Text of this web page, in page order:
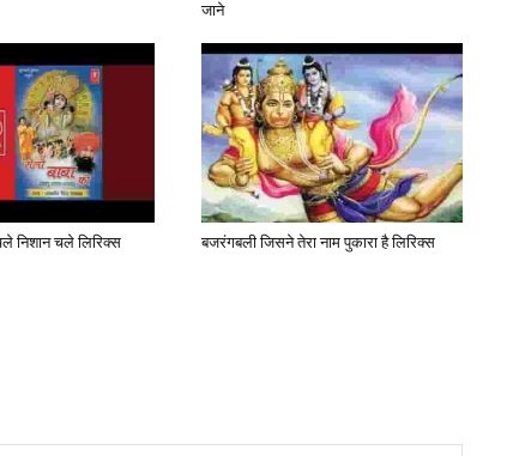
जाने
निशान चले लिरिक्स बजरंगबली जिसने तेरा नाम पुकारा है लिरिक्स